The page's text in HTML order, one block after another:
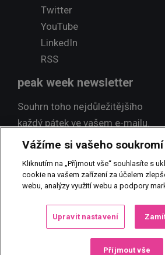
Twitter
YouTube
LinkedIn
RSS
peak week newsletter
Souhrn toho nejdůležitějšího
každý pátek ve vašem e-mailu.
převzetí, šíření či dalšího zpřístupňování
písemného souhlasu PEAK NEWS MEDIA,
Vážíme si vašeho soukromí
Kliknutím na „Příjmout vše“ souhlasíte s
cookie na vašem zařízení za účelem
webu, analýzy využití webu a podpory
Upravit nastavení
Příjmout vše